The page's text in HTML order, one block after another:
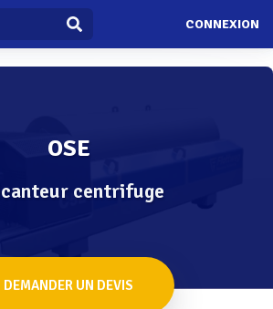
CONNEXION
OSE
centrifuge
DEMANDER UN DEVIS